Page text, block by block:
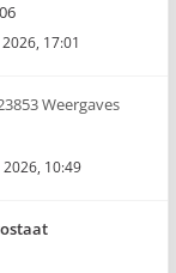
17:01
Weergaves
10:49